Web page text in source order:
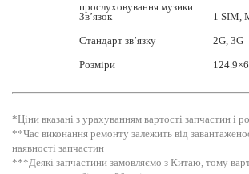
прослуховування музики
Зв’язок
Стандарт зв’язку
Розміри
1 SIM,
2G, 3G
*Ціни вказані з урахуванням вартості запчастин і
**Час виконання ремонту залежить від
наявності запчастин
***Деякі запчастини замовляємо з Китаю, тому